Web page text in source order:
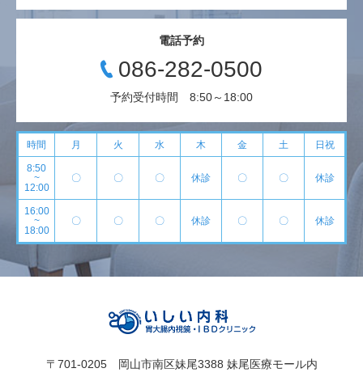
電話予約
086-282-0500
予約受付時間 8:50～18:00
時間 月 火 水 木 金 土 日祝
8:50
~
12:00
〇 〇 〇 休診 〇 〇 休診
16:00
~
18:00
〇 〇 〇 休診 〇 〇 休診
〒701-0205 岡山市南区妹尾3388 妹尾医療モール内